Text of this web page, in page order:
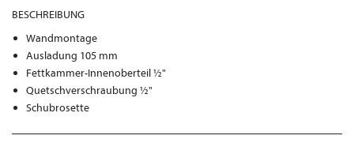
BESCHREIBUNG
Wandmontage
Ausladung 105 mm
Fettkammer-Innenoberteil ½"
Quetschverschraubung ½"
Schubrosette